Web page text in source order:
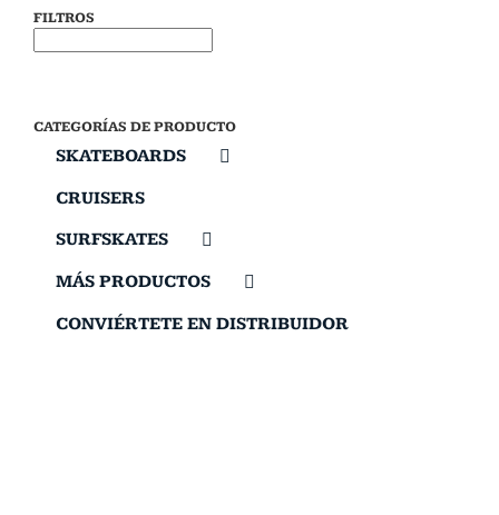
FILTROS
CATEGORÍAS DE PRODUCTO
SKATEBOARDS
CRUISERS
SURFSKATES
MÁS PRODUCTOS
CONVIÉRTETE EN DISTRIBUIDOR